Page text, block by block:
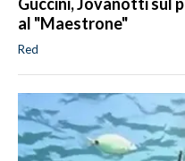
al "Maestrone"
Red